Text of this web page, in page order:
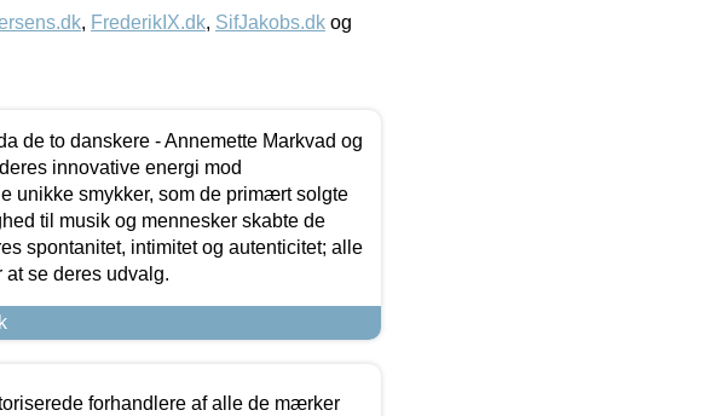
, FrederikIX.dk, SifJakobs.dk og
de to danskere - Annemette Markvad og
innovative energi mod
unikke smykker, som de primært solgte
til musik og mennesker skabte de
spontanitet, intimitet og autenticitet; alle
se deres udvalg.
forhandlere af alle de mærker